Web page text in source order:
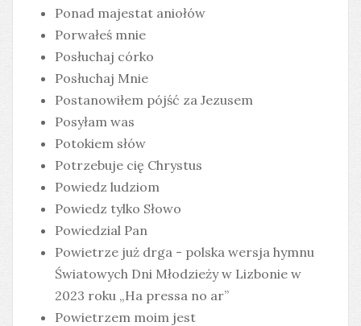
Ponad majestat aniołów
Porwałeś mnie
Posłuchaj córko
Posłuchaj Mnie
Postanowiłem pójść za Jezusem
Posyłam was
Potokiem słów
Potrzebuje cię Chrystus
Powiedz ludziom
Powiedz tylko Słowo
Powiedzial Pan
Powietrze już drga - polska wersja hymnu
Światowych Dni Młodzieży w Lizbonie w
2023 roku „Ha pressa no ar”
Powietrzem moim jest